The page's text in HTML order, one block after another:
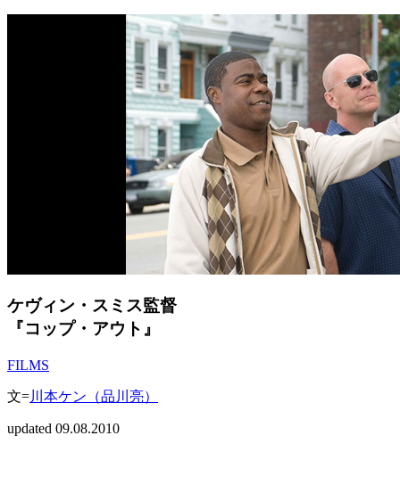
ケヴィン・スミス監督
『コップ・アウト』
FILMS
文=川本ケン（品川亮）
updated 09.08.2010